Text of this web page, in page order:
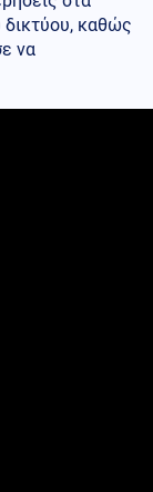
δικτύου, καθώς
να